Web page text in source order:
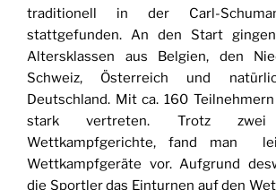
traditionell in der Carl-
stattgefunden. An den Start
Altersklassen aus Belgien, den
Schweiz, Österreich und
Deutschland. Mit ca. 160
stark vertreten. Trotz zwei
Wettkampfgerichte, fand man
Wettkampfgeräte vor. Aufgrund
die Sportler das Einturnen auf den